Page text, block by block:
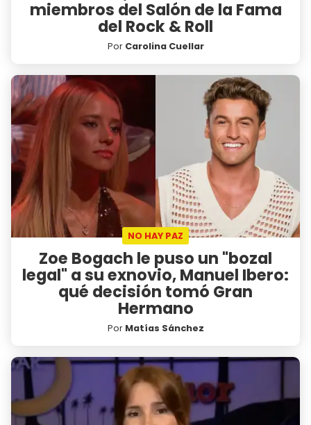
miembros del Salón de la Fama
del Rock & Roll
Por Carolina Cuellar
NO HAY PAZ
Zoe Bogach le puso un "bozal
legal" a su exnovio, Manuel Ibero:
qué decisión tomó Gran
Hermano
Por Matías Sánchez